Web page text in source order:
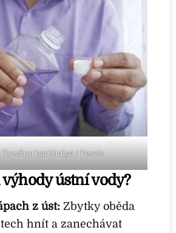
Towfiqu barbhuiya / Pexels
výhody ústní vody?
z úst: Zbytky oběda
hnít a zanechávat